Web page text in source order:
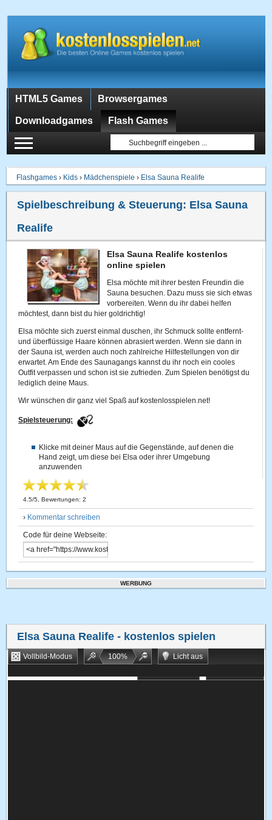
HTML5 Games Browsergames
Downloadgames Flash Games
Flashgames › Kids › Mädchenspiele › Elsa Sauna Realife
Spielbeschreibung & Steuerung: Elsa Sauna
Realife
Elsa Sauna Realife kostenlos
online spielen
Elsa möchte mit ihrer besten Freundin die
Sauna besuchen. Dazu muss sie sich etwas
vorbereiten. Wenn du ihr dabei helfen
möchtest, dann bist du hier goldrichtig!
Elsa möchte sich zuerst einmal duschen, ihr Schmuck sollte entfernt-
und überflüssige Haare können abrasiert werden. Wenn sie dann in
der Sauna ist, werden auch noch zahlreiche Hilfestellungen von dir
erwartet. Am Ende des Saunagangs kannst du ihr noch ein cooles
Outfit verpassen und schon ist sie zufrieden. Zum Spielen benötigst du
lediglich deine Maus.
Wir wünschen dir ganz viel Spaß auf kostenlosspielen.net!
Spielsteuerung:
Klicke mit deiner Maus auf die Gegenstände, auf denen die
Hand zeigt, um diese bei Elsa oder ihrer Umgebung
anzuwenden
4.5/5 , Bewertungen:2
› Kommentar schreiben
Code für deine Webseite:
WERBUNG
Elsa Sauna Realife - kostenlos spielen
Vollbild-Modus 100%
Licht aus